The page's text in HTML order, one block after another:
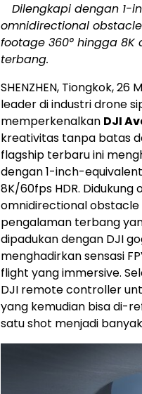
Dilengkapi dengan 1-
omnidirectional
footage 360° hingga
terbang.
SHENZHEN, Tiongkok,26
leader di industri drone
memperkenalkan DJI
kreativitas tanpa batas
flagship terbaru ini
dengan 1-inch-
8K/60fps HDR.
omnidirectional obstacle
pengalaman terbang
dipadukan dengan DJI
menghadirkan sensasi
flight yang immersive.
DJI remote controller
yang kemudian bisa di-
satu shot menjadi